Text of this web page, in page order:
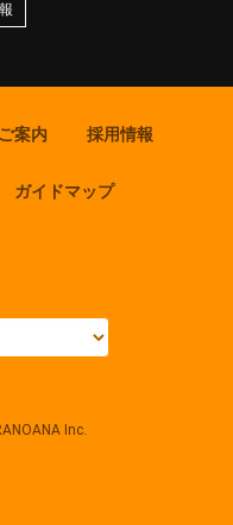
案内 採用情報
ガイドマップ
Inc.